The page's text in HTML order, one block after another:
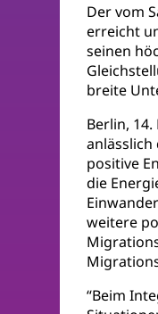
Der vom
erreicht
seinen
breite
Berlin,
positive
die
weitere
“Beim